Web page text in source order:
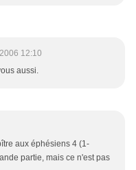
12:10
aussi.
aux éphésiens 4 (1-
partie, mais ce n'est pas